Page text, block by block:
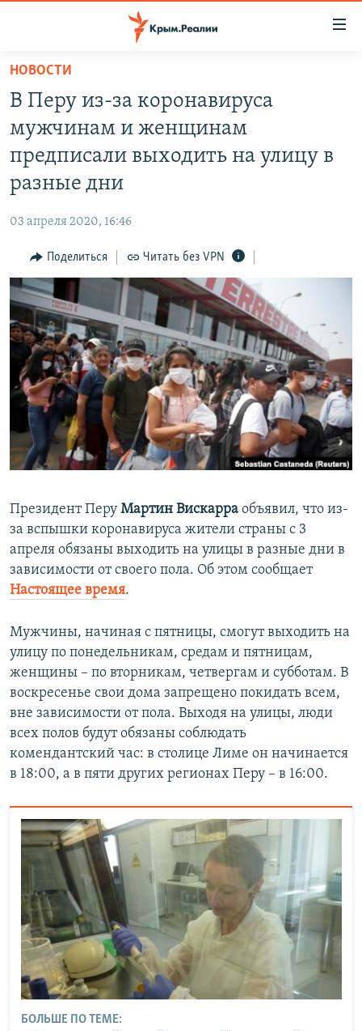
Вернуться
основному
содержанию
Вернутся
главной
Вернутся
поиску
СПЕЦПРОЕКТЫ
ВОДА
ИНТЕРАКТИВ
ИНФОГРАФИКА
ТЕЛЕПРОЕКТ КРЫМ.РЕАЛИИ
СОВЕТЫ ПРАВОЗАЩИТНИКОВ
ПРОПАВШИЕ БЕЗ ВЕСТИ
ПОБЕДИТЕЛЕЙ НЕ СУДЯТ?
КРЫМ.НЕПОКОРЕННЫЙ
ELIFBE
УКРАИНСКАЯ ПРОБЛЕМА КРЫМА
РАДІО СВОБОДА
КАК ОБОЙТИ БЛОКИРОВКУ
Українською
Qırımtatar
ПРИСОЕДИНЯЙТЕСЬ!
НОВОСТИ
В Перу из-за коронавируса
мужчинам и женщинам
предписали выходить на улицу в
разные дни
03 апреля 2020, 16:46
Поделиться Читать без VPN
Президент Перу Мартин Вискарра объявил, что из-
за вспышки коронавируса жители страны с 3
апреля обязаны выходить на улицы в разные дни в
зависимости от своего пола. Об этом сообщает
Настоящее время.
Мужчины, начиная с пятницы, смогут выходить на
улицу по понедельникам, средам и пятницам,
женщины – по вторникам, четвергам и субботам. В
воскресенье свои дома запрещено покидать всем,
вне зависимости от пола. Выходя на улицы, люди
всех полов будут обязаны соблюдать
комендантский час: в столице Лиме он начинается
в 18:00, а в пяти других регионах Перу – в 16:00.
БОЛЬШЕ ПО ТЕМЕ: